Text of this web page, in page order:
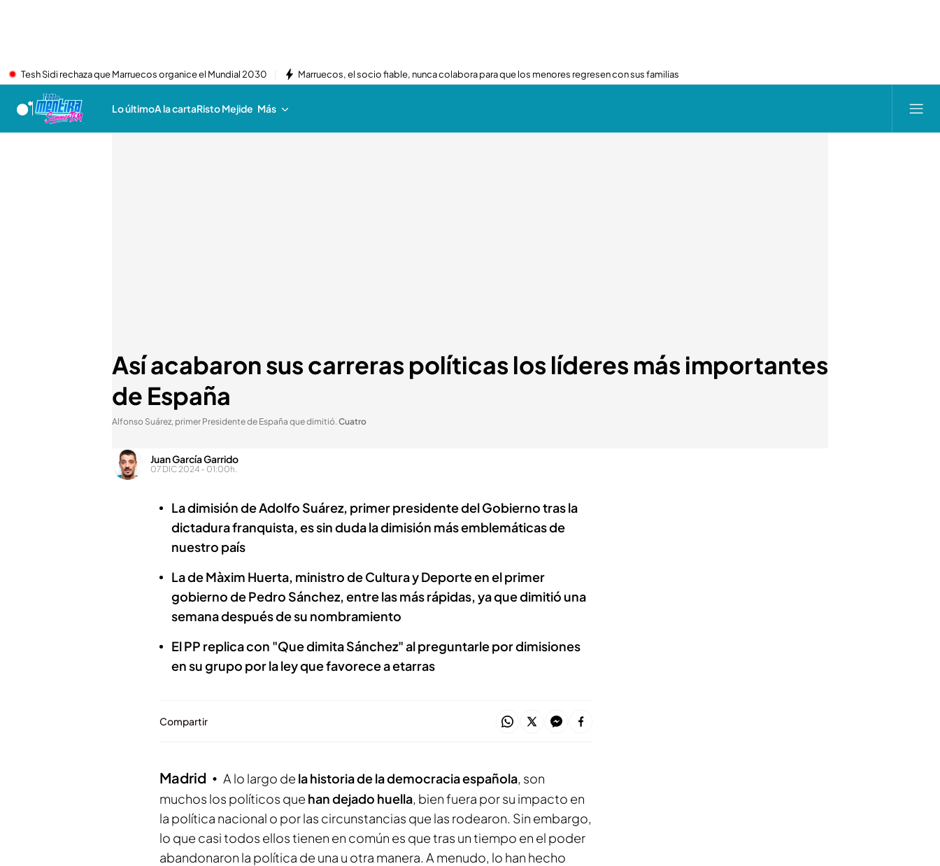
Tesh Sidi rechaza que Marruecos organice el Mundial 2030 Marruecos, el socio fiable, nunca colabora para que los menores regresen con sus familias
Lo últimoA la cartaRisto Mejide Más
Así acabaron sus carreras políticas los líderes más importantes
de España
Alfonso Suárez, primer Presidente de España que dimitió.Cuatro
Juan García Garrido
07 DIC 2024 - 01:00h.
La dimisión de Adolfo Suárez, primer presidente del Gobierno tras la
dictadura franquista, es sin duda la dimisión más emblemáticas de
nuestro país
La de Màxim Huerta, ministro de Cultura y Deporte en el primer
gobierno de Pedro Sánchez, entre las más rápidas, ya que dimitió una
semana después de su nombramiento
El PP replica con "Que dimita Sánchez" al preguntarle por dimisiones
en su grupo por la ley que favorece a etarras
Compartir
Madrid A lo largo de la historia de la democracia española, son
muchos los políticos que han dejado huella, bien fuera por su impacto en
la política nacional o por las circunstancias que las rodearon. Sin embargo,
lo que casi todos ellos tienen en común es que tras un tiempo en el poder
abandonaron la política de una u otra manera. A menudo, lo han hecho